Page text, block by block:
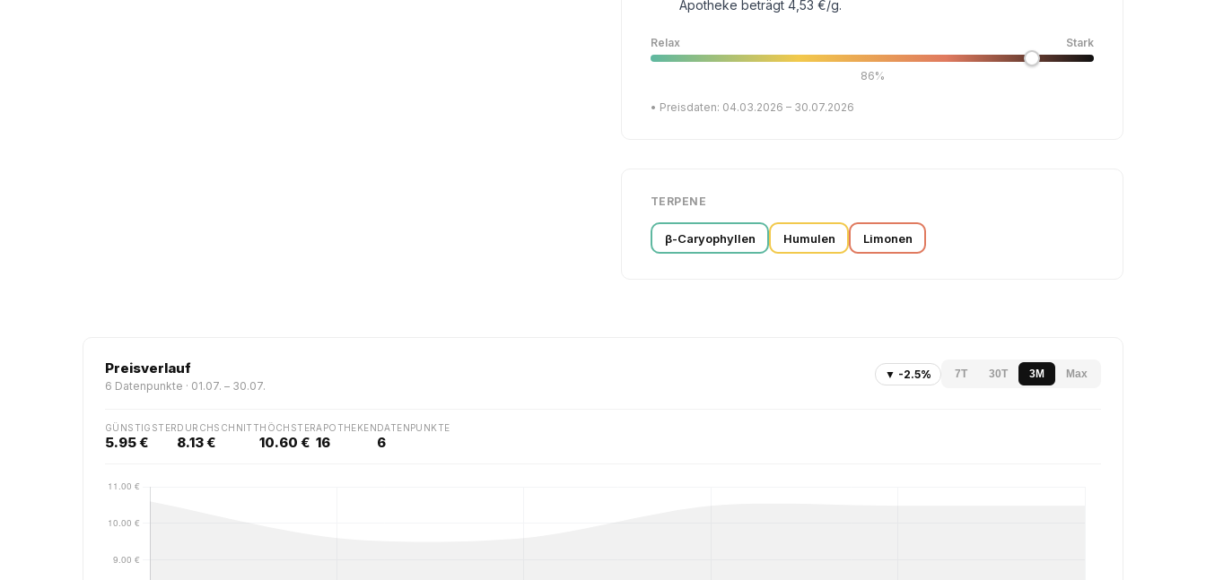
Apotheke beträgt 4,53 €/g.
Relax Stark
86%
• Preisdaten: 04.03.2026 – 30.07.2026
TERPENE
β-Caryophyllen Humulen Limonen
Preisverlauf
6 Datenpunkte · 01.07. – 30.07.
▼ -2.5% 7T 30T 3M Max
GÜNSTIGSTER
5.95 €
DURCHSCHNITT
8.13 €
HÖCHSTER
10.60 €
APOTHEKEN
16
DATENPUNKTE
6